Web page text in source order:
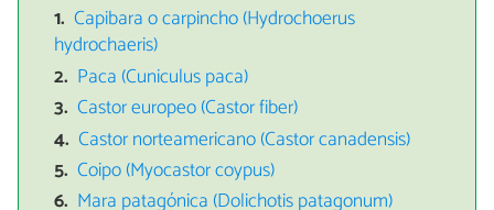
Capibara o carpincho (Hydrochoerus
hydrochaeris)
Paca (Cuniculus paca)
Castor europeo (Castor fiber)
Castor norteamericano (Castor canadensis)
Coipo (Myocastor coypus)
Mara patagónica (Dolichotis patagonum)